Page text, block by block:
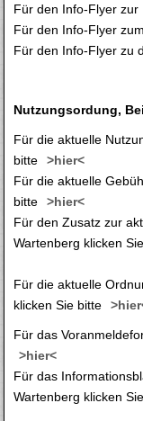
Für den Info-Flyer zur
Für den Info-Flyer
Für den Info-Flyer zu
Nutzungsordung,
Für die aktuelle
bitte
>hier<
Für die aktuelle
bitte
>hier<
Für den Zusatz zur
Wartenberg klicken
Für die aktuelle
klicken Sie bitte
Für das
>hier<
Für das
Wartenberg klicken